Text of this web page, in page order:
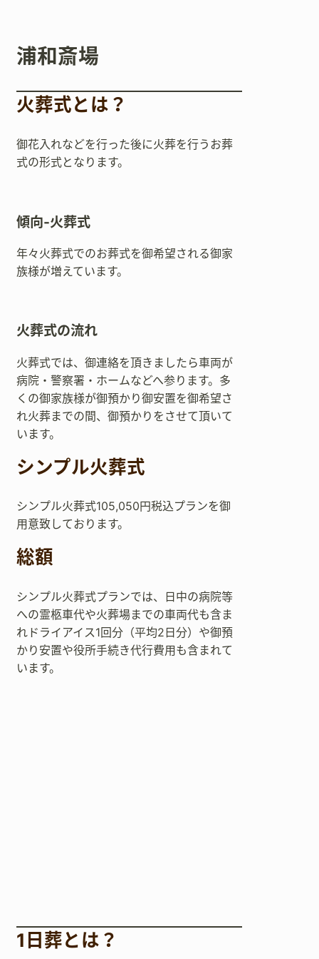
浦和斎場
火葬式とは？
御花入れなどを行った後に火葬を行うお葬
式の形式となります。
傾向-火葬式
年々火葬式でのお葬式を御希望される御家
族様が増えています。
火葬式の流れ
火葬式では、御連絡を頂きましたら車両が
病院・警察署・ホームなどへ参ります。多
くの御家族様が御預かり御安置を御希望さ
れ火葬までの間、御預かりをさせて頂いて
います。
シンプル火葬式
シンプル火葬式105,050円税込プランを御
用意致しております。
総額
シンプル火葬式プランでは、日中の病院等
への霊柩車代や火葬場までの車両代も含ま
れドライアイス1回分（平均2日分）や御預
かり安置や役所手続き代行費用も含まれて
います。
1日葬とは？